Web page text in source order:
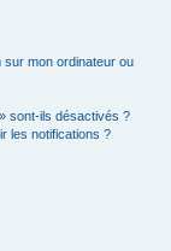
sur mon ordinateur ou
sont-ils désactivés ?
les notifications ?